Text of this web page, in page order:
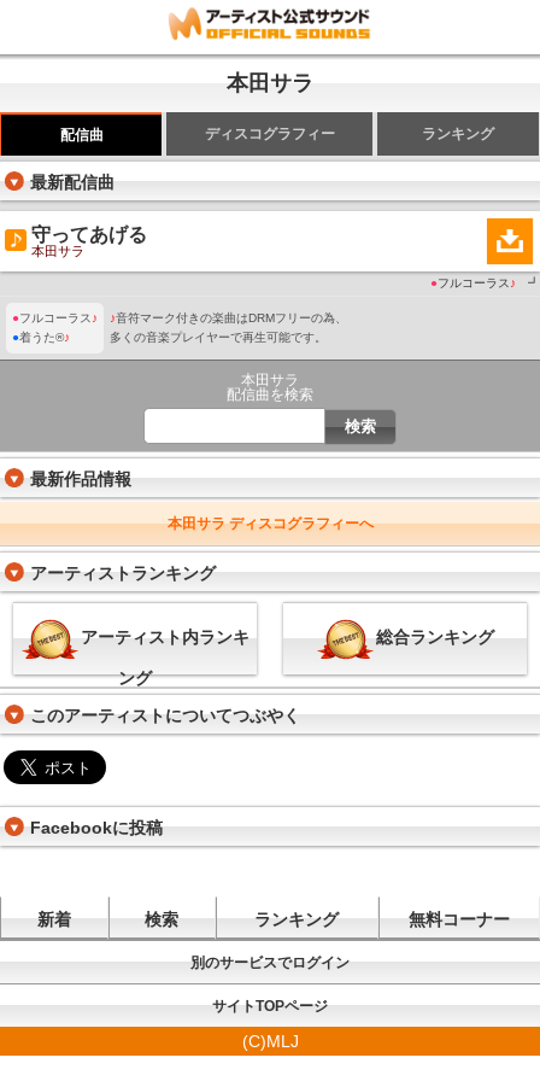
本田サラ
配信曲 ディスコグラフィー ランキング
最新配信曲
守ってあげる
本田サラ
●フルコーラス ♪ ┛
●フルコーラス ♪
●着うた®♪
♪音符マーク付きの楽曲はDRMフリーの為、
多くの音楽プレイヤーで再生可能です。
本田サラ
配信曲を検索
最新作品情報
本田サラ ディスコグラフィーへ
アーティストランキング
アーティスト内ランキ
ング
総合ランキング
このアーティストについてつぶやく
Facebookに投稿
新着 検索 ランキング 無料コーナー
別のサービスでログイン
サイトTOPページ
(C)MLJ